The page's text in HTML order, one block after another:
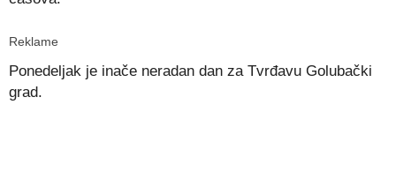
Reklame
Ponedeljak je inače neradan dan za Tvrđavu Golubački
grad.